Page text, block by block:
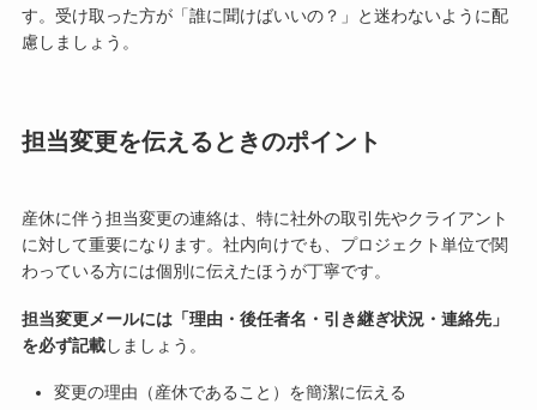
す。受け取った方が「誰に聞けばいいの？」と迷わないように配
慮しましょう。
担当変更を伝えるときのポイント
産休に伴う担当変更の連絡は、特に社外の取引先やクライアント
に対して重要になります。社内向けでも、プロジェクト単位で関
わっている方には個別に伝えたほうが丁寧です。
担当変更メールには「理由・後任者名・引き継ぎ状況・連絡先」
を必ず記載しましょう。
変更の理由（産休であること）を簡潔に伝える